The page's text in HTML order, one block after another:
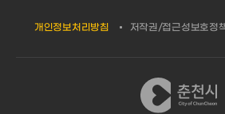
개인정보처리방침 저작권/접근성보호정